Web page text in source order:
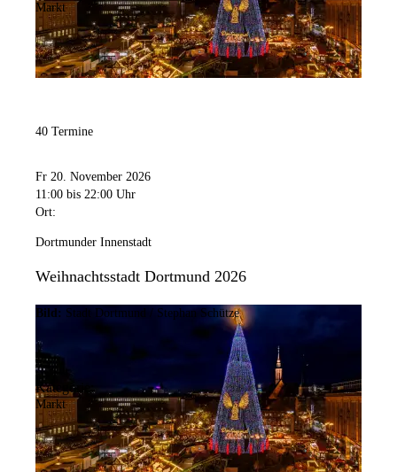
Markt
40 Termine
Fr 20. November 2026
11:00 bis 22:00 Uhr
Ort:
Dortmunder Innenstadt
Weihnachtsstadt Dortmund 2026
Bild: Stadt Dortmund / Stephan Schütze
Kategorie:
Markt